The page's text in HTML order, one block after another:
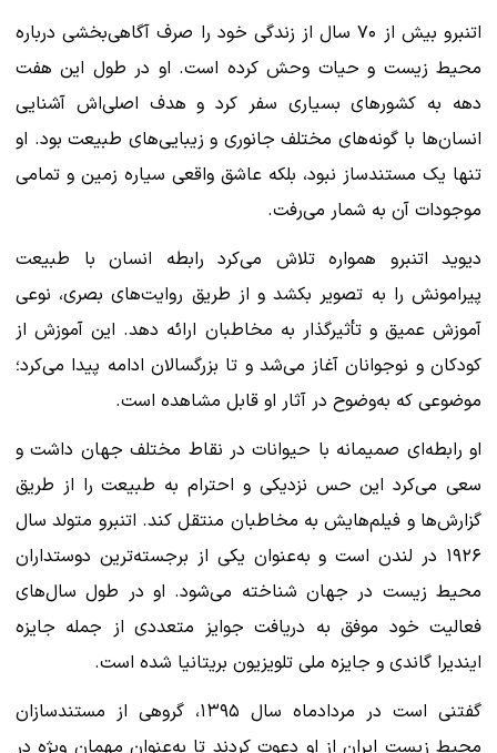
اتنبرو بیش از ۷۰ سال از زندگی خود را صرف آگاهی‌بخشی درباره
محیط زیست و حیات وحش کرده است. او در طول این هفت
دهه به کشورهای بسیاری سفر کرد و هدف اصلی‌اش آشنایی
انسان‌ها با گونه‌های مختلف جانوری و زیبایی‌های طبیعت بود. او
تنها یک مستندساز نبود، بلکه عاشق واقعی سیاره زمین و تمامی
موجودات آن به شمار می‌رفت.
دیوید اتنبرو همواره تلاش می‌کرد رابطه انسان با طبیعت
پیرامونش را به تصویر بکشد و از طریق روایت‌های بصری، نوعی
آموزش عمیق و تأثیرگذار به مخاطبان ارائه دهد. این آموزش از
کودکان و نوجوانان آغاز می‌شد و تا بزرگسالان ادامه پیدا می‌کرد؛
موضوعی که به‌وضوح در آثار او قابل مشاهده است.
او رابطه‌ای صمیمانه با حیوانات در نقاط مختلف جهان داشت و
سعی می‌کرد این حس نزدیکی و احترام به طبیعت را از طریق
گزارش‌ها و فیلم‌هایش به مخاطبان منتقل کند. اتنبرو متولد سال
۱۹۲۶ در لندن است و به‌عنوان یکی از برجسته‌ترین دوستداران
محیط زیست در جهان شناخته می‌شود. او در طول سال‌های
فعالیت خود موفق به دریافت جوایز متعددی از جمله جایزه
ایندیرا گاندی و جایزه ملی تلویزیون بریتانیا شده است.
گفتنی است در مردادماه سال ۱۳۹۵، گروهی از مستندسازان